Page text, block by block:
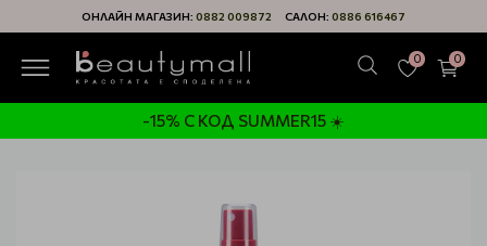
ОНЛАЙН МАГАЗИН: 0882 009872 САЛОН: 0886 616467
0 0
-15% С КОД SUMMER15 ☀️